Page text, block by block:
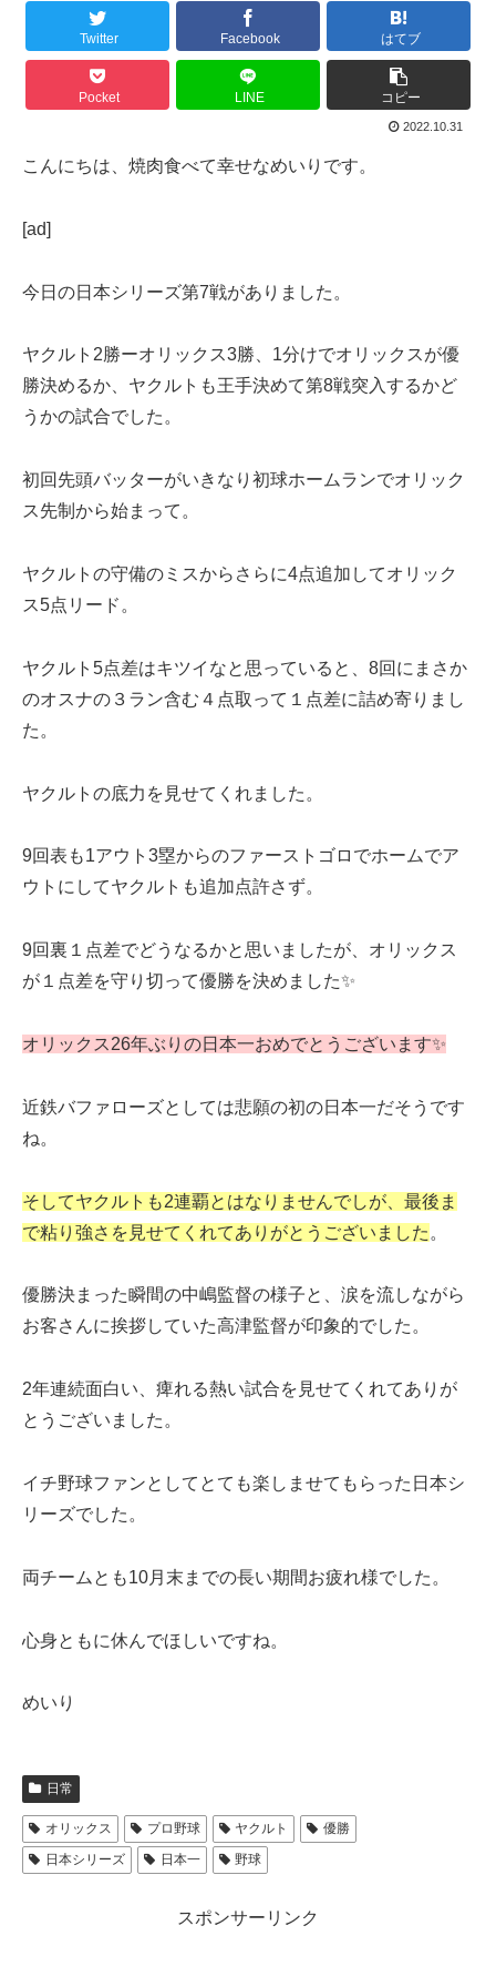
Twitter Facebook はてブ
Pocket LINE コピー
2022.10.31
こんにちは、焼肉食べて幸せなめいりです。
[ad]
今日の日本シリーズ第7戦がありました。
ヤクルト2勝ーオリックス3勝、1分けでオリックスが優
勝決めるか、ヤクルトも王手決めて第8戦突入するかど
うかの試合でした。
初回先頭バッターがいきなり初球ホームランでオリック
ス先制から始まって。
ヤクルトの守備のミスからさらに4点追加してオリック
ス5点リード。
ヤクルト5点差はキツイなと思っていると、8回にまさか
のオスナの３ラン含む４点取って１点差に詰め寄りまし
た。
ヤクルトの底力を見せてくれました。
9回表も1アウト3塁からのファーストゴロでホームでア
ウトにしてヤクルトも追加点許さず。
9回裏１点差でどうなるかと思いましたが、オリックス
が１点差を守り切って優勝を決めました✨
オリックス26年ぶりの日本一おめでとうございます✨
近鉄バファローズとしては悲願の初の日本一だそうです
ね。
そしてヤクルトも2連覇とはなりませんでしが、最後ま
で粘り強さを見せてくれてありがとうございました 。
優勝決まった瞬間の中嶋監督の様子と、涙を流しながら
お客さんに挨拶していた高津監督が印象的でした。
2年連続面白い、痺れる熱い試合を見せてくれてありが
とうございました。
イチ野球ファンとしてとても楽しませてもらった日本シ
リーズでした。
両チームとも10月末までの長い期間お疲れ様でした。
心身ともに休んでほしいですね。
めいり
日常
オリックス プロ野球 ヤクルト
優勝
日本シリーズ
日本一 野球
スポンサーリンク